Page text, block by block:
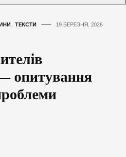
ТЕКСТИ 19 БЕРЕЗНЯ, 2026
опитування